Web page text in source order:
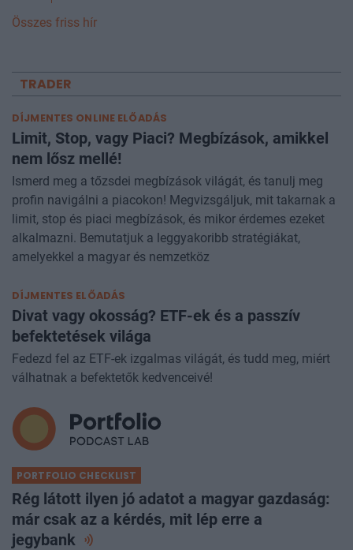
Összes friss hír
TRADER
DÍJMENTES ONLINE ELŐADÁS
Limit, Stop, vagy Piaci? Megbízások, amikkel
nem lősz mellé!
Ismerd meg a tőzsdei megbízások világát, és tanulj meg
profin navigálni a piacokon! Megvizsgáljuk, mit takarnak a
limit, stop és piaci megbízások, és mikor érdemes ezeket
alkalmazni. Bemutatjuk a leggyakoribb stratégiákat,
amelyekkel a magyar és nemzetköz
DÍJMENTES ELŐADÁS
Divat vagy okosság? ETF-ek és a passzív
befektetések világa
Fedezd fel az ETF-ek izgalmas világát, és tudd meg, miért
válhatnak a befektetők kedvenceivé!
PORTFOLIO CHECKLIST
Rég látott ilyen jó adatot a magyar gazdaság:
már csak az a kérdés, mit lép erre a
jegybank